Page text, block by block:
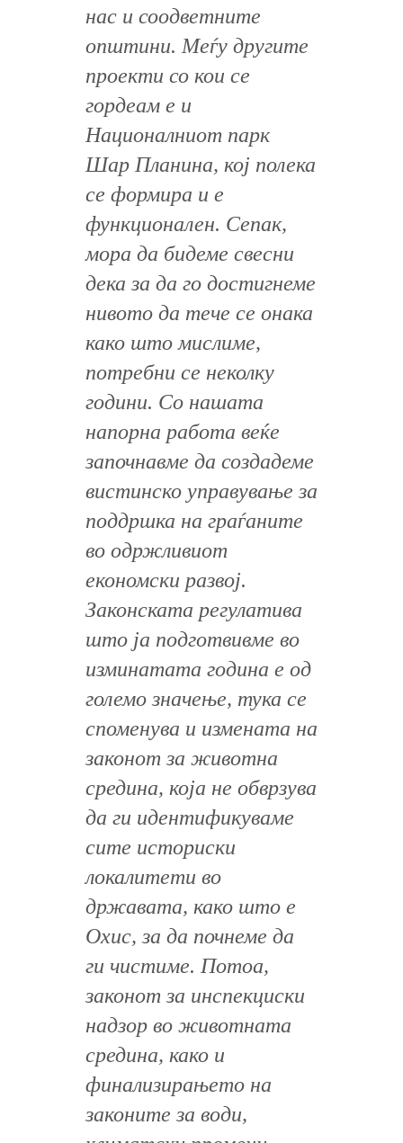
нас и соодветните
општини. Меѓу другите
проекти со кои се
гордеам е и
Националниот парк
Шар Планина, кој полека
се формира и е
функционален. Сепак,
мора да бидеме свесни
дека за да го достигнеме
нивото да тече се онака
како што мислиме,
потребни се неколку
години. Со нашата
напорна работа веќе
започнавме да создадеме
вистинско управување за
поддршка на граѓаните
во одржливиот
економски развој.
Законската регулатива
што ја подготвивме во
изминатата година е од
големо значење, тука се
споменува и измената на
законот за животна
средина, која не обврзува
да ги идентификуваме
сите историски
локалитети во
државата, како што е
Охис, за да почнеме да
ги чистиме. Потоа,
законот за инспекциски
надзор во животната
средина, како и
финализирањето на
законите за води,